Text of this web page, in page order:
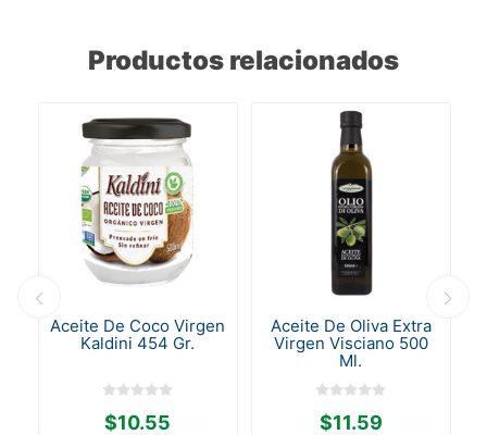
Productos relacionados
Aceite De Coco Virgen
Kaldini 454 Gr.
$10.55
Aceite De Oliva Extra
Virgen Visciano 500
Ml.
$11.59